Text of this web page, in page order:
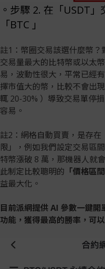
。步驟 2. 在「USDT
「BTC 」
註1：幣圈交易該選什麼幣
交易量最大的比特幣或以太
易，波動性很大，平常已經
擇市值大的幣，比較不會出
輒 20-30% ）導致交易單停
容易。
註2：網格自動買賣，是存
限」，例如我們設定交易區
特幣漲破 8 萬，那機器人就
此制定比較聰明的 「價格區
益最大化。
目前派網提供 AI 參數一鍵
功能，獲得最高的勝率，可